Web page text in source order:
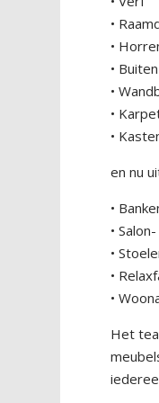
•
•
•
•
•
•
en nu
•
•
•
•
•
Het